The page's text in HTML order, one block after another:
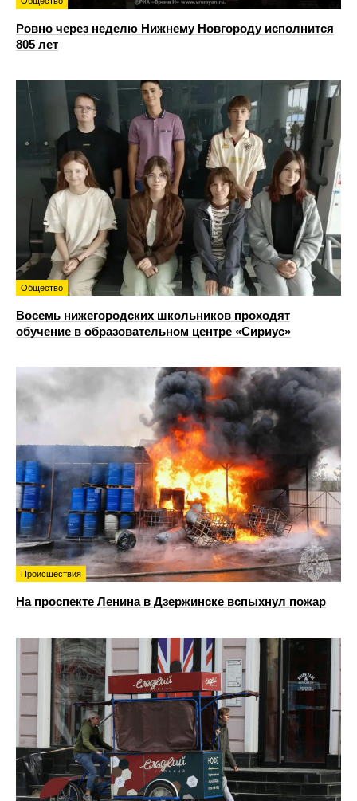
Ровно через неделю Нижнему Новгороду исполнится
805 лет
Общество
Восемь нижегородских школьников проходят
обучение в образовательном центре «Сириус»
Происшествия
На проспекте Ленина в Дзержинске вспыхнул пожар